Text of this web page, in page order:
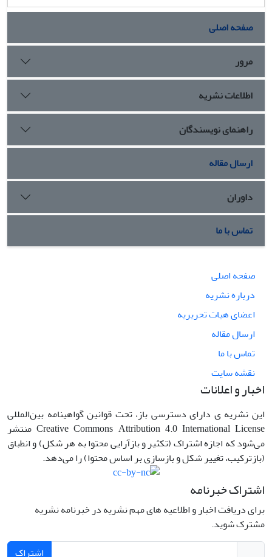
صفحه اصلی
مرور
اطلاعات نشریه
راهنمای نویسندگان
ارسال مقاله
داوران
تماس با ما
صفحه اصلی
درباره نشریه
اعضای هیات تحریریه
ارسال مقاله
تماس با ما
نقشه سایت
اخبار و اعلانات
این نشریه ی دارای دسترسی باز، تحت قوانین گواهینامه بین‌المللی
Creative Commons Attribution 4.0 International License منتشر
می‌شود که اجازه اشتراک (تکثیر و بازآرایی محتوا به هر شکل) و انطباق
(بازترکیب، تغییر شکل و بازسازی بر اساس محتوا) را می‌دهد.
اشتراک خبرنامه
برای دریافت اخبار و اطلاعیه های مهم نشریه در خبرنامه نشریه
مشترک شوید.
اشتراک